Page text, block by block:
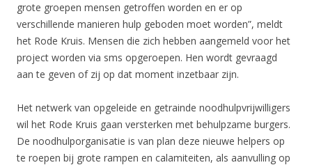
grote groepen mensen getroffen worden en er op
verschillende manieren hulp geboden moet worden”, meldt
het Rode Kruis. Mensen die zich hebben aangemeld voor het
project worden via sms opgeroepen. Hen wordt gevraagd
aan te geven of zij op dat moment inzetbaar zijn.
Het netwerk van opgeleide en getrainde noodhulpvrijwilligers
wil het Rode Kruis gaan versterken met behulpzame burgers.
De noodhulporganisatie is van plan deze nieuwe helpers op
te roepen bij grote rampen en calamiteiten, als aanvulling op